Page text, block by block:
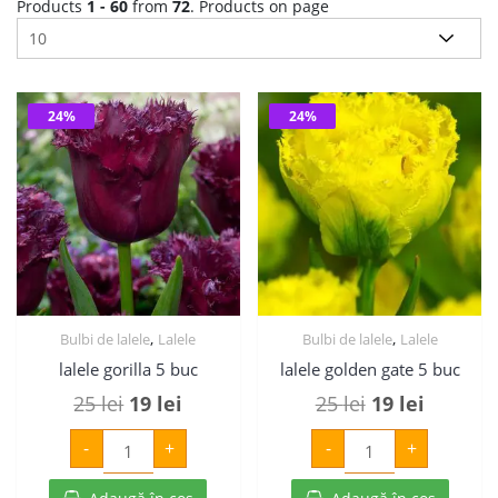
Products 1 - 60 from 72. Products on page
24%
Bulbi de lalele, Lalele
lalele gorilla 5 buc
25lei Prețul
inițial
a
fost:
19 lei
curent
este:
19 lei.
-
Cantitate
lalele
gorilla
5
+
24%
Bulbi de lalele, Lalele
lalele golden gate 5 buc
25lei Prețul
inițial
a
fost:
19 leiPrețul
curent
este:
19 lei.
-
Cantitate
lalele
golden
gate
+